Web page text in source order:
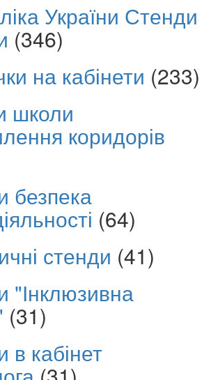
України Стенди
(346)
на кабінети (233)
школи
коридорів
безпека
(64)
стенди (41)
"Інклюзивна
(31)
в кабінет